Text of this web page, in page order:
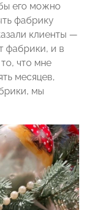
его можно
фабрику
клиенты —
фабрики, и в
что мне
месяцев,
мы